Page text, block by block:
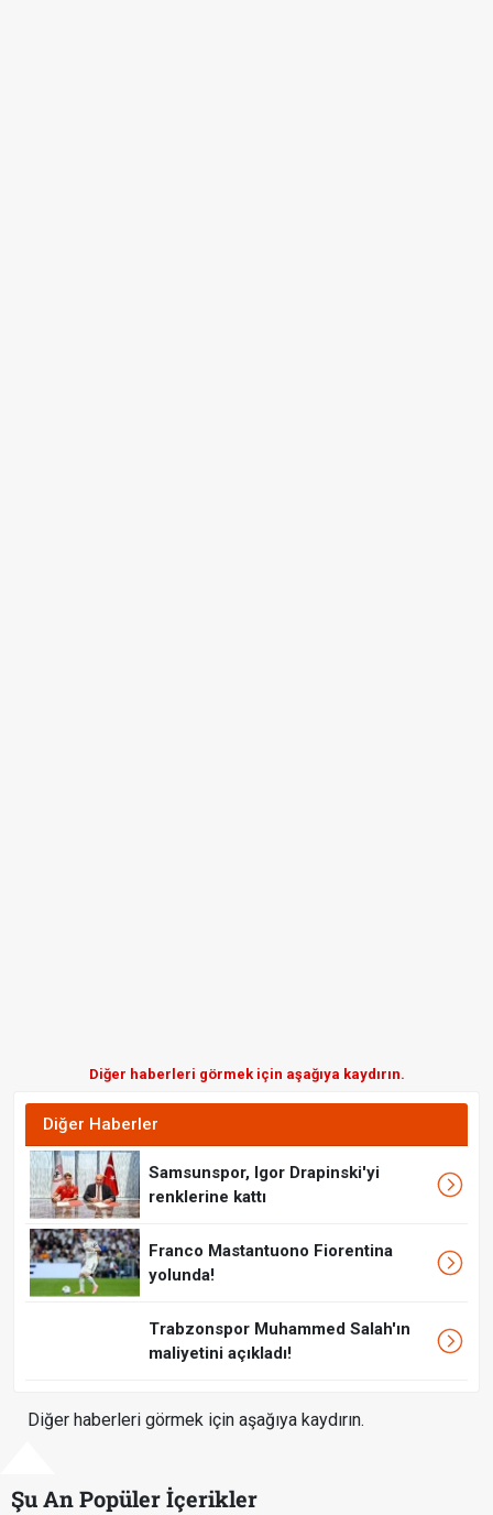
Diğer haberleri görmek için aşağıya kaydırın.
Diğer Haberler
Samsunspor, Igor Drapinski'yi
renklerine kattı
Franco Mastantuono Fiorentina
yolunda!
Trabzonspor Muhammed Salah'ın
maliyetini açıkladı!
Diğer haberleri görmek için aşağıya kaydırın.
Şu An Popüler İçerikler